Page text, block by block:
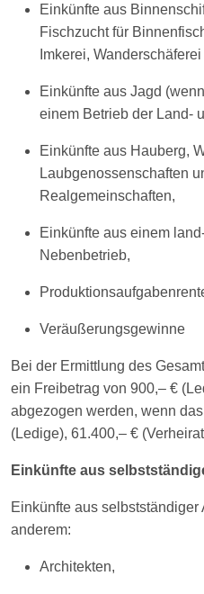
Einkünfte aus
Fischzucht für
Imkerei,
Einkünfte aus Jagd
einem Betrieb der Land-
Einkünfte aus Hauberg,
Laubgenossenschaften
Realgemeinschaften,
Einkünfte aus einem
Nebenbetrieb,
Veräußerungsgewinne
Bei der Ermittlung des
ein Freibetrag von 900,– €
abgezogen werden, wenn
(Ledige), 61.400,– €
Einkünfte aus
Einkünfte aus selbstständiger
anderem:
Architekten,